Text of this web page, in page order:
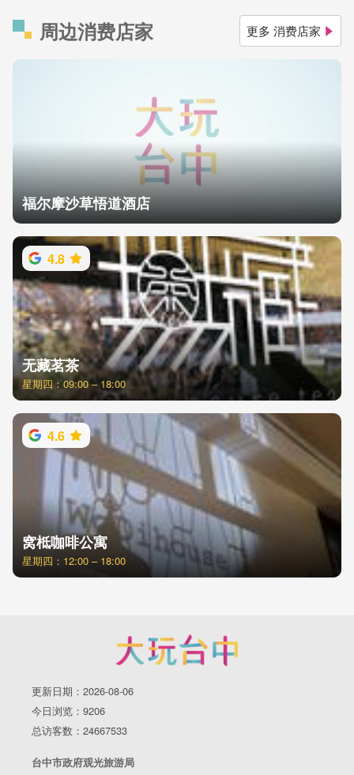
周边消费店家 更多 消费店家
福尔摩沙草悟道酒店
4.8
无藏茗茶
星期四：09:00 – 18:00
4.6
窝柢咖啡公寓
星期四：12:00 – 18:00
更新日期：2026-08-06
今日浏览：9206
总访客数：24667533
台中市政府观光旅游局